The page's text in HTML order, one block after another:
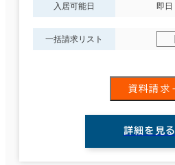
入居可能日 即日
一括請求リスト
資料請求
詳細を見る